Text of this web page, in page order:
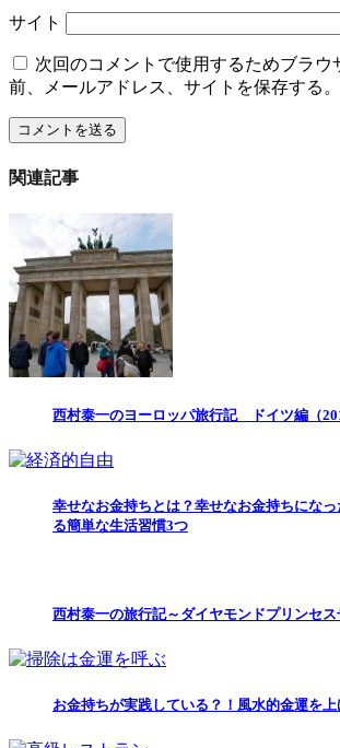
サイト
次回のコメントで使用するためブラウ
前、メールアドレス、サイトを保存する。
関連記事
西村泰一のヨーロッパ旅行記 ドイツ編（
幸せなお金持ちとは？幸せなお金持ちにな
る簡単な生活習慣3つ
西村泰一の旅行記～ダイヤモンドプリンセス
お金持ちが実践している？！風水的金運を